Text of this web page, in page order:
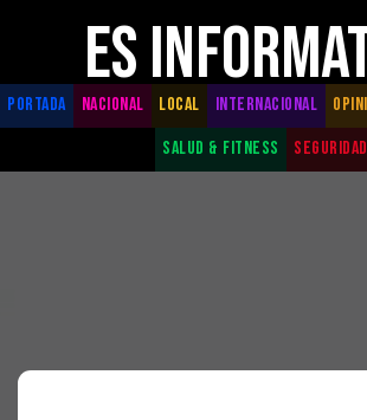
ES
PORTADA NACIONAL LOCAL INTERNACIONAL
SALUD & FITNESS
SEGURIDAD